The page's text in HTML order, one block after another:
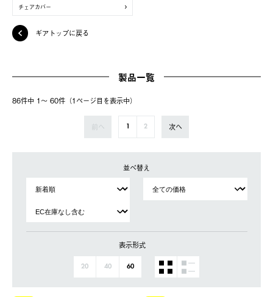
チェアカバー
ギアトップに戻る
製品一覧
86件中 1〜 60件（1ページ⽬を表⽰中）
前へ 1 2 次へ
並べ替え
表示形式
20 40 60